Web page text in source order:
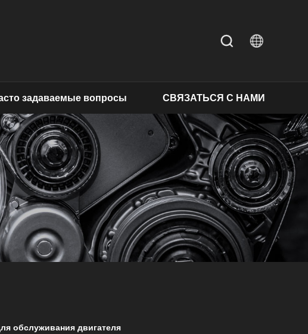
задаваемые вопросы СВЯЗАТЬСЯ С НАМИ
обслуживания двигателя